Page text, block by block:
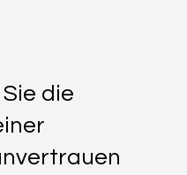
die